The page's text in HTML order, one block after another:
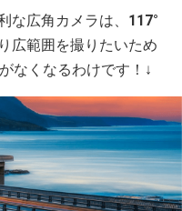
広角カメラは、 117°
広範囲を撮りたいため
なくなるわけです！↓